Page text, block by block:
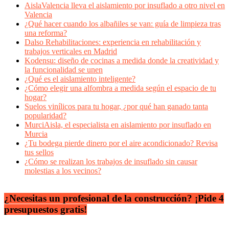
AislaValencia lleva el aislamiento por insuflado a otro nivel en
Valencia
¿Qué hacer cuando los albañiles se van: guía de limpieza tras
una reforma?
Dalso Rehabilitaciones: experiencia en rehabilitación y
trabajos verticales en Madrid
Kodensu: diseño de cocinas a medida donde la creatividad y
la funcionalidad se unen
¿Qué es el aislamiento inteligente?
¿Cómo elegir una alfombra a medida según el espacio de tu
hogar?
Suelos vinílicos para tu hogar, ¿por qué han ganado tanta
popularidad?
MurciAisla, el especialista en aislamiento por insuflado en
Murcia
¿Tu bodega pierde dinero por el aire acondicionado? Revisa
tus sellos
¿Cómo se realizan los trabajos de insuflado sin causar
molestias a los vecinos?
¿Necesitas un profesional de la construcción? ¡Pide 4
presupuestos gratis!